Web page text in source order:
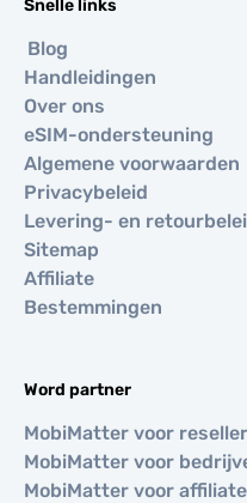
Snelle links
Blog
Handleidingen
Over ons
eSIM-ondersteuning
Algemene voorwaarden
Privacybeleid
Levering- en
Sitemap
Affiliate
Bestemmingen
Word partner
MobiMatter voor
MobiMatter voor
MobiMatter voor